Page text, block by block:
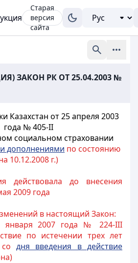
Старая
версия
сайта
ЗАКОН РК ОТ 25.04.2003 №
Казахстан от 25 апреля 2003
года № 405-II
социальном страховании
дополнениями по состоянию
10.12.2008 г.)
действовала до внесения
2009 года
в настоящий Закон:
января 2007 года № 224-III
по истечении трех лет
дня введения в действие